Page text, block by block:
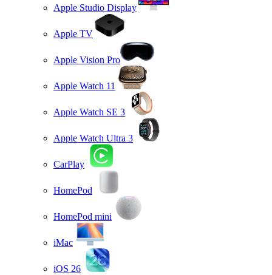
Apple Studio Display
Apple TV
Apple Vision Pro
Apple Watch 11
Apple Watch SE 3
Apple Watch Ultra 3
CarPlay
HomePod
HomePod mini
iMac
iOS 26